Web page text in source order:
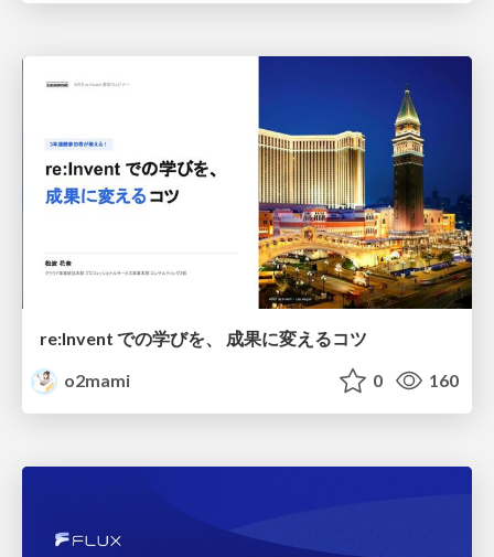
re:Invent での学びを、 成果に変えるコツ
o2mami
0 160